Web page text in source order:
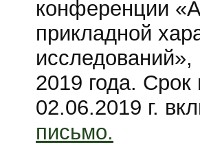
конференции
прикладной
исследований»,
2019 года.
02.06.2019 г.
письмо.